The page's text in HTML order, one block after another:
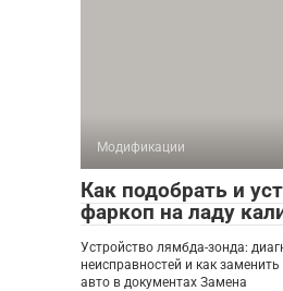
Модификации
Как подобрать и
фаркоп на ладу
Устройство лямбда-зонда:
неисправностей и как
авто в документах Замена